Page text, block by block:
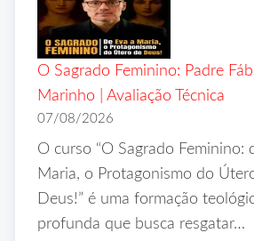
O Sagrado Feminino: Padre
Marinho | Avaliação Técnica
07/08/2026
O curso “O Sagrado Feminino:
Maria, o Protagonismo do
Deus!” é uma formação
profunda que busca resgatar…